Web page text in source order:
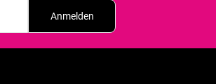
Anmelden